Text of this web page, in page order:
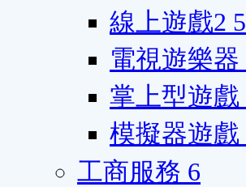
線上遊戲2 5
電視遊樂器
掌上型遊戲
模擬器遊戲
工商服務 6